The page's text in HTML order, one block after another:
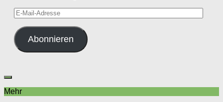
E-
Mail-
Adresse
Abonnieren
Mehr